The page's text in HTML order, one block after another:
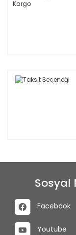
Sosyal
Facebook
Youtube